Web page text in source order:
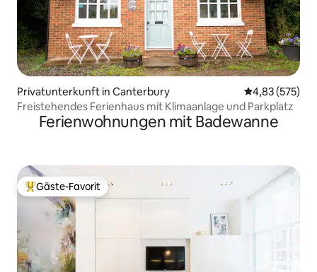
Privatunterkunft in Canterbury
4,83 (575)
Freistehendes Ferienhaus mit Klimaanlage und Parkplatz
Ferienwohnungen mit Badewanne
Beliebter Gäste-Favorit.
Gäste-Favorit